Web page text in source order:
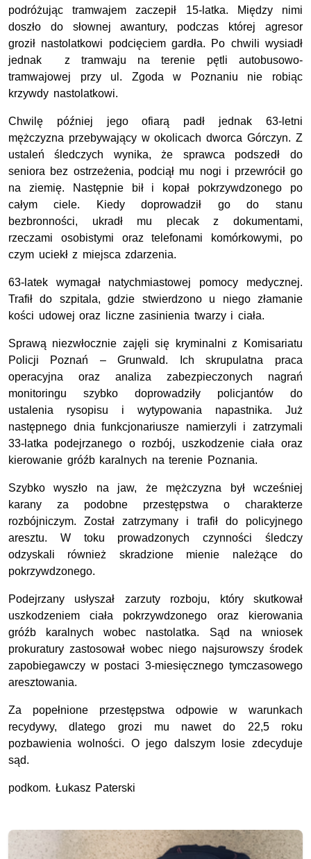
podróżując tramwajem zaczepił 15-latka. Między nimi
doszło do słownej awantury, podczas której agresor
groził nastolatkowi podcięciem gardła. Po chwili wysiadł
jednak z tramwaju na terenie pętli autobusowo-
tramwajowej przy ul. Zgoda w Poznaniu nie robiąc
krzywdy nastolatkowi.
Chwilę później jego ofiarą padł jednak 63-letni
mężczyzna przebywający w okolicach dworca Górczyn. Z
ustaleń śledczych wynika, że sprawca podszedł do
seniora bez ostrzeżenia, podciął mu nogi i przewrócił go
na ziemię. Następnie bił i kopał pokrzywdzonego po
całym ciele. Kiedy doprowadził go do stanu
bezbronności, ukradł mu plecak z dokumentami,
rzeczami osobistymi oraz telefonami komórkowymi, po
czym uciekł z miejsca zdarzenia.
63-latek wymagał natychmiastowej pomocy medycznej.
Trafił do szpitala, gdzie stwierdzono u niego złamanie
kości udowej oraz liczne zasinienia twarzy i ciała.
Sprawą niezwłocznie zajęli się kryminalni z Komisariatu
Policji Poznań – Grunwald. Ich skrupulatna praca
operacyjna oraz analiza zabezpieczonych nagrań
monitoringu szybko doprowadziły policjantów do
ustalenia rysopisu i wytypowania napastnika. Już
następnego dnia funkcjonariusze namierzyli i zatrzymali
33-latka podejrzanego o rozbój, uszkodzenie ciała oraz
kierowanie gróźb karalnych na terenie Poznania.
Szybko wyszło na jaw, że mężczyzna był wcześniej
karany za podobne przestępstwa o charakterze
rozbójniczym. Został zatrzymany i trafił do policyjnego
aresztu. W toku prowadzonych czynności śledczy
odzyskali również skradzione mienie należące do
pokrzywdzonego.
Podejrzany usłyszał zarzuty rozboju, który skutkował
uszkodzeniem ciała pokrzywdzonego oraz kierowania
gróźb karalnych wobec nastolatka. Sąd na wniosek
prokuratury zastosował wobec niego najsurowszy środek
zapobiegawczy w postaci 3-miesięcznego tymczasowego
aresztowania.
Za popełnione przestępstwa odpowie w warunkach
recydywy, dlatego grozi mu nawet do 22,5 roku
pozbawienia wolności. O jego dalszym losie zdecyduje
sąd.
podkom. Łukasz Paterski